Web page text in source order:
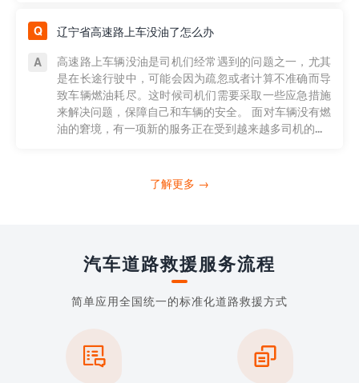
辽宁省高速路上车没油了怎么办
高速路上车辆没油是司机们经常遇到的问题之一，尤其
是在长途行驶中，可能会因为疏忽或者计算不准确而导
致车辆燃油耗尽。这时候司机们需要采取一些应急措施
来解决问题，保障自己和车辆的安全。 面对车辆没有燃
油的窘境，有一项新的服务正在受到越来越多司机的...
了解更多 →
汽车道路救援服务流程
简单应用全国统一的标准化道路救援方式
 